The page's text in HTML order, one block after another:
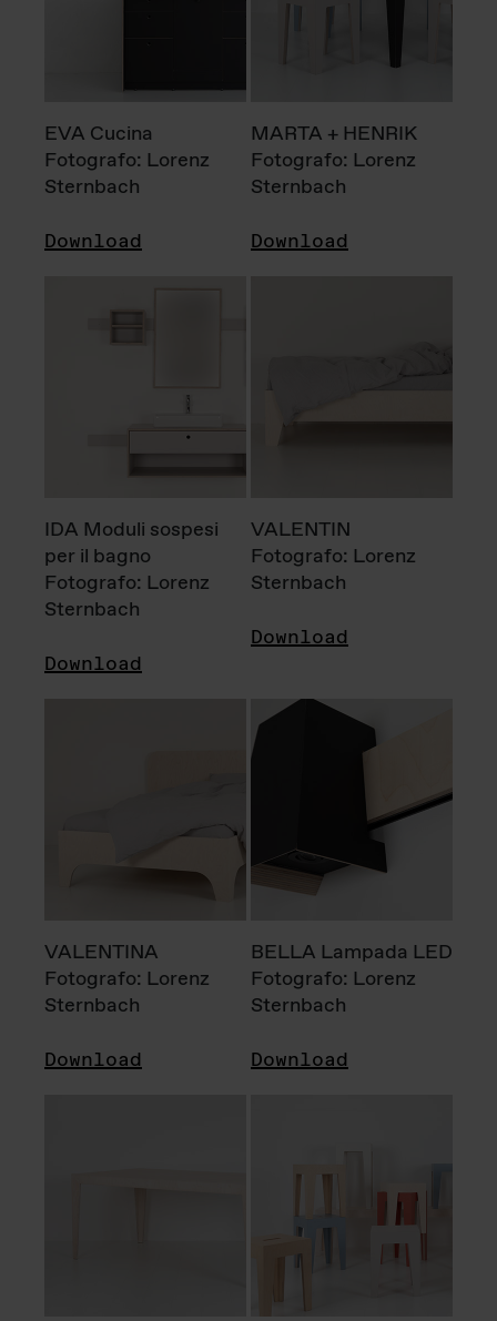
EVA Cucina
Fotografo: Lorenz
Sternbach
Download
MARTA + HENRIK
Fotografo: Lorenz
Sternbach
Download
IDA Moduli sospesi
per il bagno
Fotografo: Lorenz
Sternbach
Download
VALENTIN
Fotografo: Lorenz
Sternbach
Download
VALENTINA
Fotografo: Lorenz
Sternbach
Download
BELLA Lampada LED
Fotografo: Lorenz
Sternbach
Download